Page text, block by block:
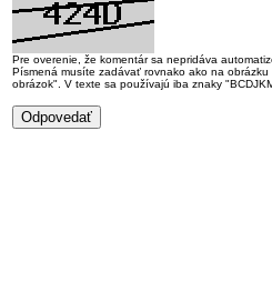
Pre overenie, že komentár sa nepridáva
Písmená musíte zadávať rovnako ako na
obrázok". V texte sa používajú iba znaky